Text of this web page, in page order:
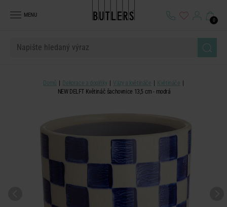
MENU
0
Domů Dekorace a doplňky Vázy a květináče
Květináče
NEW DELFT Květináč šachovnice 13,5 cm - modrá